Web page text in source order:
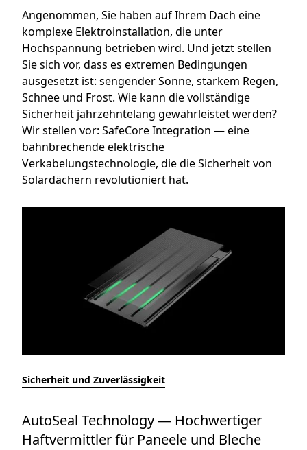
Angenommen, Sie haben auf Ihrem Dach eine
komplexe Elektroinstallation, die unter
Hochspannung betrieben wird. Und jetzt stellen
Sie sich vor, dass es extremen Bedingungen
ausgesetzt ist: sengender Sonne, starkem Regen,
Schnee und Frost. Wie kann die vollständige
Sicherheit jahrzehntelang gewährleistet werden?
Wir stellen vor: SafeCore Integration — eine
bahnbrechende elektrische
Verkabelungstechnologie, die die Sicherheit von
Solardächern revolutioniert hat.
Sicherheit und Zuverlässigkeit
AutoSeal Technology — Hochwertiger
Haftvermittler für Paneele und Bleche